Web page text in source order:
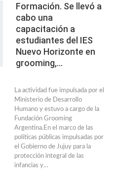
Formación. Se llevó a
cabo una
capacitación a
estudiantes del IES
Nuevo Horizonte en
grooming,…
La actividad fue impulsada por el
Ministerio de Desarrollo
Humano y estuvo a cargo de la
Fundación Grooming
Argentina.En el marco de las
políticas públicas impulsadas por
el Gobierno de Jujuy para la
protección integral de las
infancias y…